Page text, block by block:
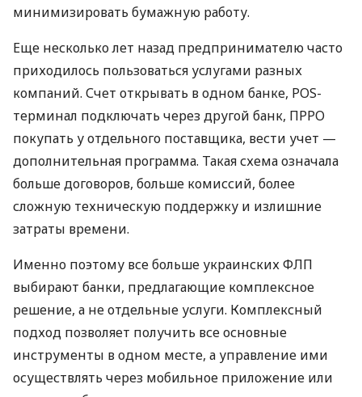
минимизировать бумажную работу.
Еще несколько лет назад предпринимателю часто
приходилось пользоваться услугами разных
компаний. Счет открывать в одном банке, POS-
терминал подключать через другой банк, ПРРО
покупать у отдельного поставщика, вести учет —
дополнительная программа. Такая схема означала
больше договоров, больше комиссий, более
сложную техническую поддержку и излишние
затраты времени.
Именно поэтому все больше украинских ФЛП
выбирают банки, предлагающие комплексное
решение, а не отдельные услуги. Комплексный
подход позволяет получить все основные
инструменты в одном месте, а управление ими
осуществлять через мобильное приложение или